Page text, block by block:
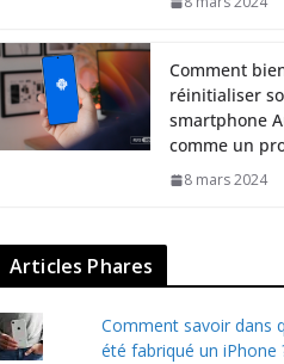
Comment
réinitialiser
smartphone
comme un
8 mars 2024
Articles Phares
Comment savoir dans
été fabriqué un iPhone